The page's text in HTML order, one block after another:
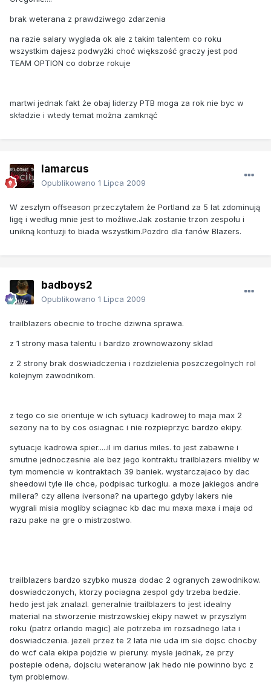
brak weterana z prawdziwego zdarzenia
na razie salary wyglada ok ale z takim talentem co roku
wszystkim dajesz podwyżki choć większość graczy jest pod
TEAM OPTION co dobrze rokuje
martwi jednak fakt że obaj liderzy PTB moga za rok nie byc w
składzie i wtedy temat można zamknąć
lamarcus
Opublikowano 1 Lipca 2009
W zeszłym offseason przeczytałem że Portland za 5 lat zdominują
ligę i według mnie jest to możliwe.Jak zostanie trzon zespołu i
unikną kontuzji to biada wszystkim.Pozdro dla fanów Blazers.
badboys2
Opublikowano 1 Lipca 2009
trailblazers obecnie to troche dziwna sprawa.
z 1 strony masa talentu i bardzo zrownowazony sklad
z 2 strony brak doswiadczenia i rozdzielenia poszczegolnych rol
kolejnym zawodnikom.
z tego co sie orientuje w ich sytuacji kadrowej to maja max 2
sezony na to by cos osiagnac i nie rozpieprzyc bardzo ekipy.
sytuacje kadrowa spier.....il im darius miles. to jest zabawne i
smutne jednoczesnie ale bez jego kontraktu trailblazers mieliby w
tym momencie w kontraktach 39 baniek. wystarczajaco by dac
sheedowi tyle ile chce, podpisac turkoglu. a moze jakiegos andre
millera? czy allena iversona? na upartego gdyby lakers nie
wygrali misia mogliby sciagnac kb dac mu maxa maxa i maja od
razu pake na gre o mistrzostwo.
trailblazers bardzo szybko musza dodac 2 ogranych zawodnikow.
doswiadczonych, ktorzy pociagna zespol gdy trzeba bedzie.
hedo jest jak znalazl. generalnie trailblazers to jest idealny
material na stworzenie mistrzowskiej ekipy nawet w przyszlym
roku (patrz orlando magic) ale potrzeba im rozsadnego lata i
doswiadczenia. jezeli przez te 2 lata nie uda im sie dojsc chocby
do wcf cala ekipa pojdzie w pieruny. mysle jednak, ze przy
postepie odena, dojsciu weteranow jak hedo nie powinno byc z
tym problemow.